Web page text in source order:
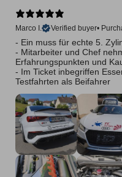
Marco I.
Verified buyer•
- Ein muss für echte 5.
- Mitarbeiter und Chef
Erfahrungspunkten und
- Im Ticket inbegriffen
Testfahrten als Beifahrer